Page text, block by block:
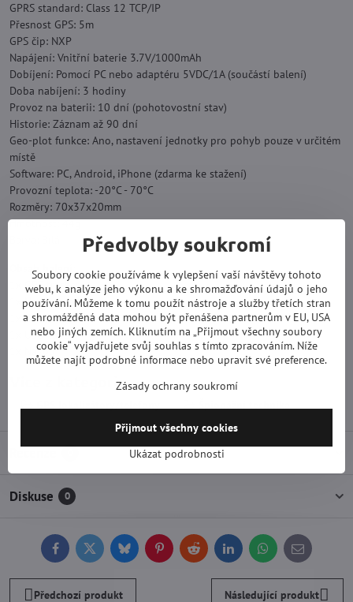
GPRS standard: Class 12 TCP/IP
Přesnost GPS: 5m
GPS čip: NXP
Napájení: Vnitřní baterie 3.7V/1000mAh
Dobíjení: Pomocí PC nebo adaptéru 5VDC/1A (součástí balení)
Doba nabíjení: 3 hodiny
Provoz na baterii: 10 dní (pohotovostní stav)
Historie: Záznam až 90 dní
Geo-plot funkce: Ano, nastavení jednotky pro pohyb pouze v určitém
místě
Software: PC, Android, iPhone (zdarma ke stažení)
Provozní teplota: -20°C - 70°C
Rozměry: 70x37x20mm
Hmotnost: 44g
Obsah balení:
1x GPS tracker
1x Napájecí adaptér
1x Obojek
1x USB kabel
1x Návod
Více z kategorie
Diskuse 0
FacebookTwitterBlueskyPinterestReddit LinkedInWhatsApp
E-
mail
Předchozí produkt Následující produkt
Předvolby soukromí
Soubory cookie používáme k vylepšení vaší návštěvy tohoto
webu, k analýze jeho výkonu a ke shromažďování údajů o jeho
používání. Můžeme k tomu použít nástroje a služby třetích stran
a shromážděná data mohou být přenášena partnerům v EU, USA
nebo jiných zemích. Kliknutím na „Přijmout všechny soubory
cookie“ vyjadřujete svůj souhlas s tímto zpracováním. Níže
můžete najít podrobné informace nebo upravit své preference.
Zásady ochrany soukromí
Ukázat podrobnosti
Přijmout všechny cookies